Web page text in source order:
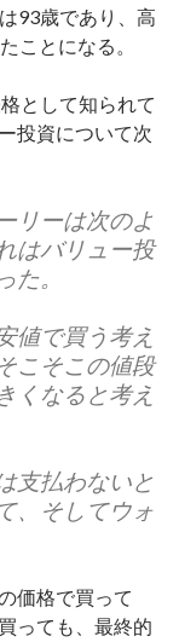
93歳であり、高
ことになる。
として知られて
投資について次
リーは次のよ
はバリュー投
。
値で買う考え
こそこの値段
くなると考え
支払わないと
、そしてウォ
価格で買って
っても、最終的